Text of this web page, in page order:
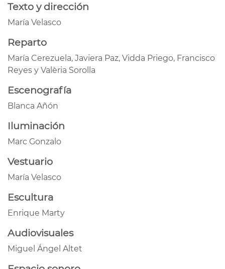
Texto y dirección
María Velasco
Reparto
María Cerezuela, Javiera Paz, Vidda Priego, Francisco
Reyes y Valèria Sorolla
Escenografía
Blanca Añón
Iluminación
Marc Gonzalo
Vestuario
María Velasco
Escultura
Enrique Marty
Audiovisuales
Miguel Ángel Altet